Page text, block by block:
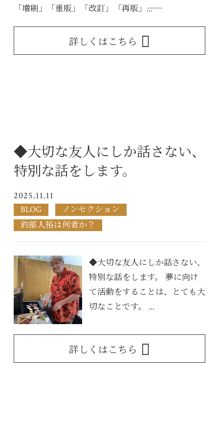
「増刷」「重版」「改訂」「再版」――...
詳しくはこちら
◆大切な友人にしか話さない、
特別な話をします。
2025.11.11
BLOG
ノンセクション
釣部人裕は何者か？
◆大切な友人にしか話さない、
特別な話をします。 夢に向け
て活動をすることは、とても大
切なことです。 ...
詳しくはこちら